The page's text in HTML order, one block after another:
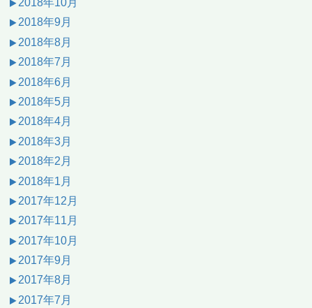
2018年10月
2018年9月
2018年8月
2018年7月
2018年6月
2018年5月
2018年4月
2018年3月
2018年2月
2018年1月
2017年12月
2017年11月
2017年10月
2017年9月
2017年8月
2017年7月